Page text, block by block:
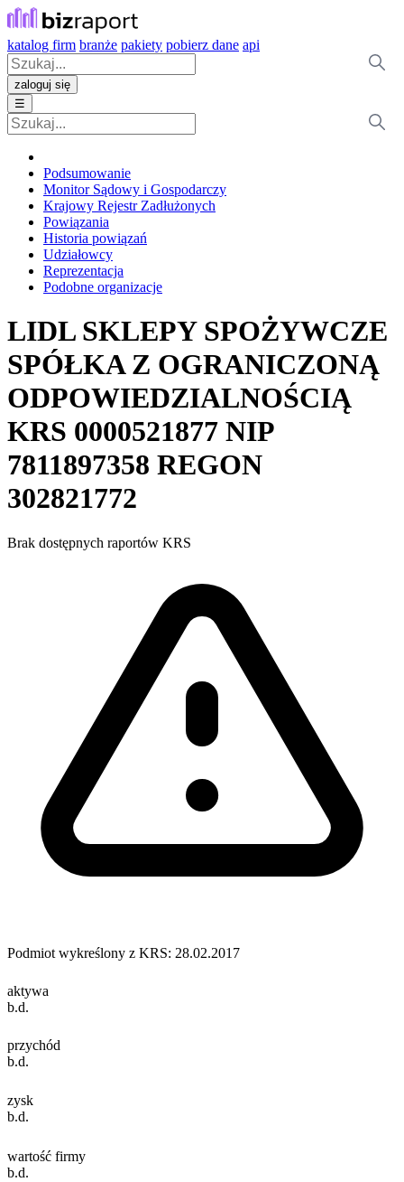
katalog firm branże pakiety pobierz dane api
zaloguj się
☰
Podsumowanie
Monitor Sądowy i Gospodarczy
Krajowy Rejestr Zadłużonych
Powiązania
Historia powiązań
Udziałowcy
Reprezentacja
Podobne organizacje
LIDL SKLEPY SPOŻYWCZE
SPÓŁKA Z OGRANICZONĄ
ODPOWIEDZIALNOŚCIĄ
KRS 0000521877 NIP
7811897358 REGON
302821772
Brak dostępnych raportów KRS
Podmiot wykreślony z KRS: 28.02.2017
aktywa
b.d.
przychód
b.d.
zysk
b.d.
wartość firmy
b.d.